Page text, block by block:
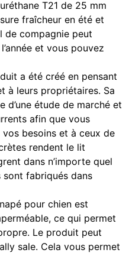
T21 de 25 mm
fraîcheur en été et
de compagnie peut
et vous pouvez
a été créé en pensant
à leurs propriétaires. Sa
d’une étude de marché et
afin que vous
besoins et à ceux de
rendent le lit
dans n’importe quel
sont fabriqués dans
pour chien est
ce qui permet
Le produit peut
sale. Cela vous permet